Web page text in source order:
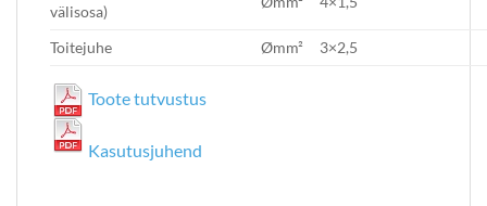
välisosa)
Toitejuhe Ømm² 3×2,5
Toote tutvustus
Kasutusjuhend